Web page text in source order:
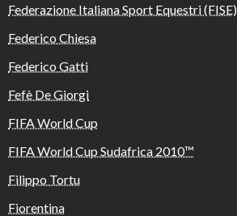
Federazione Italiana Sport Equestri (FISE)
Federico Chiesa
Federico Gatti
Fefè De Giorgi
FIFA World Cup
FIFA World Cup Sudafrica 2010™️
Filippo Tortu
Fiorentina